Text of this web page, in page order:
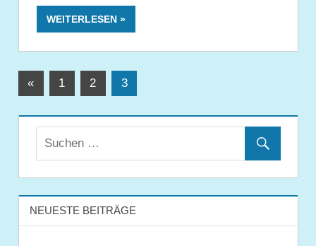
WEITERLESEN
Seitennummerierung
Beiträge
«Vorherige
1 2 3
NEUESTE BEITRÄGE